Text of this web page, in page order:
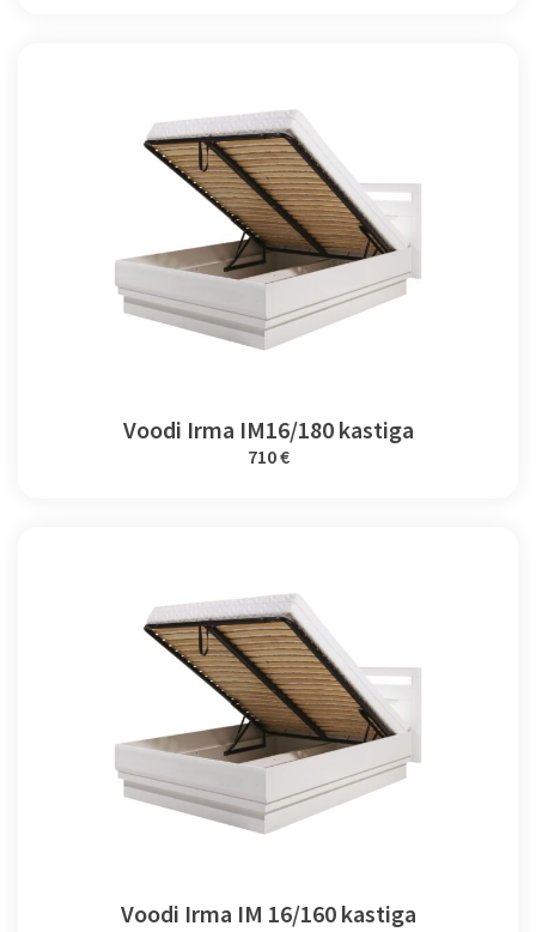
Voodi Irma IM16/180 kastiga
710 €
Voodi Irma IM 16/160 kastiga